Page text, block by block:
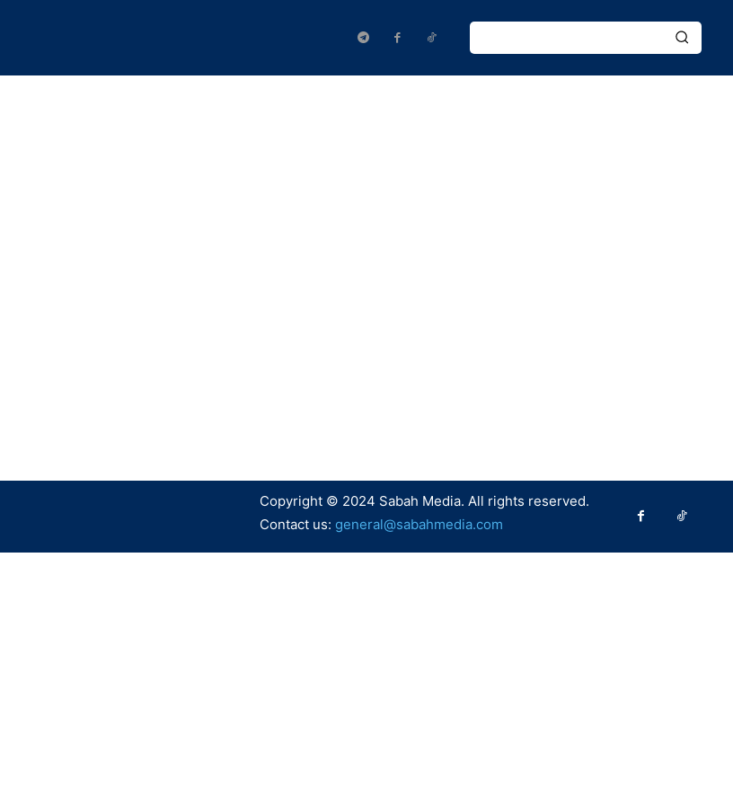
Copyright © 2024 Sabah Media. All rights reserved.
Contact us: general@sabahmedia.com